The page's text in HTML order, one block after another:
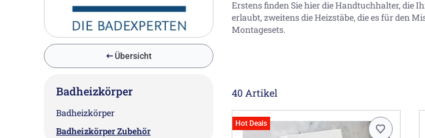
Übersicht
Badheizkörper
Badheizkörper
Badheizkörper Zubehör
Erstens finden Sie hier die Handtuchhalter, die
erlaubt, zweitens die Heizstäbe, die es für den
Montagesets.
40 Artikel
Hot Deals